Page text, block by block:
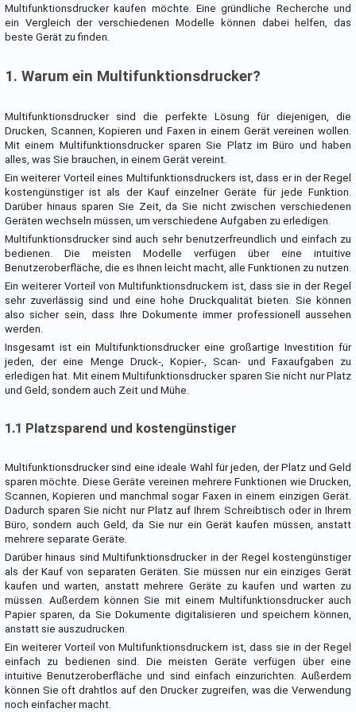
Multifunktionsdrucker kaufen möchte. Eine gründliche Recherche und
ein Vergleich der verschiedenen Modelle können dabei helfen, das
beste Gerät zu finden.
1. Warum ein Multifunktionsdrucker?
Multifunktionsdrucker sind die perfekte Lösung für diejenigen, die
Drucken, Scannen, Kopieren und Faxen in einem Gerät vereinen wollen.
Mit einem Multifunktionsdrucker sparen Sie Platz im Büro und haben
alles, was Sie brauchen, in einem Gerät vereint.
Ein weiterer Vorteil eines Multifunktionsdruckers ist, dass er in der Regel
kostengünstiger ist als der Kauf einzelner Geräte für jede Funktion.
Darüber hinaus sparen Sie Zeit, da Sie nicht zwischen verschiedenen
Geräten wechseln müssen, um verschiedene Aufgaben zu erledigen.
Multifunktionsdrucker sind auch sehr benutzerfreundlich und einfach zu
bedienen. Die meisten Modelle verfügen über eine intuitive
Benutzeroberfläche, die es Ihnen leicht macht, alle Funktionen zu nutzen.
Ein weiterer Vorteil von Multifunktionsdruckern ist, dass sie in der Regel
sehr zuverlässig sind und eine hohe Druckqualität bieten. Sie können
also sicher sein, dass Ihre Dokumente immer professionell aussehen
werden.
Insgesamt ist ein Multifunktionsdrucker eine großartige Investition für
jeden, der eine Menge Druck-, Kopier-, Scan- und Faxaufgaben zu
erledigen hat. Mit einem Multifunktionsdrucker sparen Sie nicht nur Platz
und Geld, sondern auch Zeit und Mühe.
1.1 Platzsparend und kostengünstiger
Multifunktionsdrucker sind eine ideale Wahl für jeden, der Platz und Geld
sparen möchte. Diese Geräte vereinen mehrere Funktionen wie Drucken,
Scannen, Kopieren und manchmal sogar Faxen in einem einzigen Gerät.
Dadurch sparen Sie nicht nur Platz auf Ihrem Schreibtisch oder in Ihrem
Büro, sondern auch Geld, da Sie nur ein Gerät kaufen müssen, anstatt
mehrere separate Geräte.
Darüber hinaus sind Multifunktionsdrucker in der Regel kostengünstiger
als der Kauf von separaten Geräten. Sie müssen nur ein einziges Gerät
kaufen und warten, anstatt mehrere Geräte zu kaufen und warten zu
müssen. Außerdem können Sie mit einem Multifunktionsdrucker auch
Papier sparen, da Sie Dokumente digitalisieren und speichern können,
anstatt sie auszudrucken.
Ein weiterer Vorteil von Multifunktionsdruckern ist, dass sie in der Regel
einfach zu bedienen sind. Die meisten Geräte verfügen über eine
intuitive Benutzeroberfläche und sind einfach einzurichten. Außerdem
können Sie oft drahtlos auf den Drucker zugreifen, was die Verwendung
noch einfacher macht.